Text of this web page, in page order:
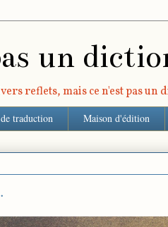
un
reflets, mais ce n'est pas
traduction Maison d'édition